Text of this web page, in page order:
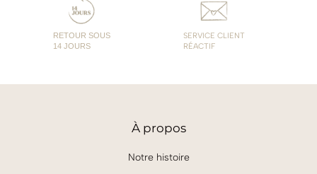
RETOUR SOUS
14 JOURS
SERVICE CLIENT
RÉACTIF
Àpropos
Notre histoire